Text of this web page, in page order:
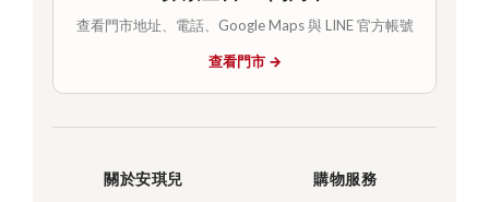
查看門市地址、電話、Google Maps 與 LINE 官方帳號
查看門市 →
關於安琪兒 購物服務